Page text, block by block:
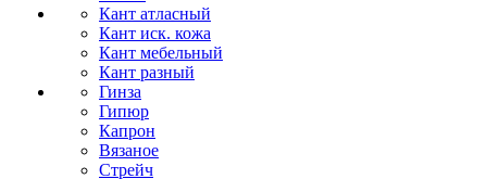
Кант атласный
Кант иск. кожа
Кант мебельный
Кант разный
Гинза
Гипюр
Капрон
Вязаное
Стрейч